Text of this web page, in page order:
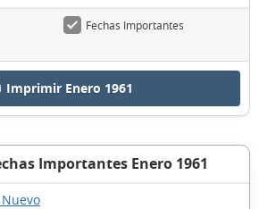
Fechas Importantes
Imprimir Enero 1961
Importantes Enero 1961